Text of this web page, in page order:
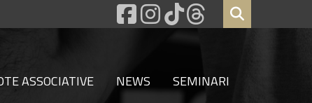
ASSOCIATIVE NEWS
SEMINARI